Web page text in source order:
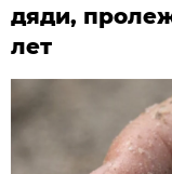
дяди,
лет